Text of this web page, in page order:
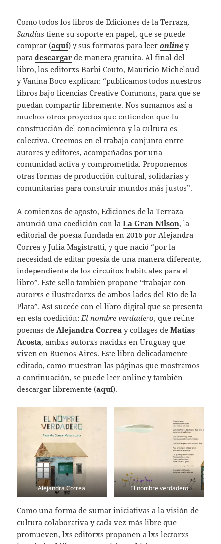
Como todos los libros de Ediciones de la Terraza,
Sandías tiene su soporte en papel, que se puede
comprar (aquí) y sus formatos para leeronline y
paradescargar de manera gratuita. Al final del
libro, los editorxs Barbi Couto, Mauricio Micheloud
y Vanina Boco explican: “publicamos todos nuestros
libros bajo licencias Creative Commons, para que se
puedan compartir libremente. Nos sumamos así a
muchos otros proyectos que entienden que la
construcción del conocimiento y la cultura es
colectiva. Creemos en el trabajo conjunto entre
autores y editores, acompañados por una
comunidad activa y comprometida. Proponemos
otras formas de producción cultural, solidarias y
comunitarias para construir mundos más justos”.
A comienzos de agosto, Ediciones de la Terraza
anunció una coedición con laLa Gran Nilson, la
editorial de poesía fundada en 2016 por Alejandra
Correa y Julia Magistratti, y que nació “por la
necesidad de editar poesía de una manera diferente,
independiente de los circuitos habituales para el
libro”. Este sello también propone “trabajar con
autorxs e ilustradorxs de ambos lados del Río de la
Plata”. Así sucede con el libro digital que se presenta
en esta coedición:El nombre verdadero, que reúne
poemas deAlejandra Correay collages deMatías
Acosta, ambxs autorxs nacidxs en Uruguay que
viven en Buenos Aires. Este libro delicadamente
editado, como muestran las páginas que mostramos
a continuación, se puede leer online y también
descargar libremente (aquí).
Alejandra Correa El nombre verdadero
Como una forma de sumar iniciativas a la visión de
cultura colaborativa y cada vez más libre que
promueven, lxs editorxs proponen a lxs lectorxs